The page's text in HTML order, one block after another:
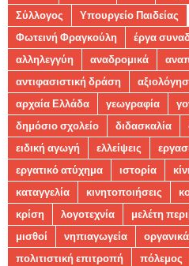
Σύλλογος
Υπουργείο Παιδείας
Φωτεινή Φραγκούλη
έργα
αλληλεγγύη
αναδρομικά
αντιφασιστική δράση
αρχαία Ελλάδα
γεωγραφία
δημόσιο σχολείο
διδασκαλία
ειδική αγωγή
ελλείψεις
εργατικό ατύχημα
ιστορία
καταγγελία
κινητοποιήσεις
κρίση
λογοτεχνία
μελέτη
μισθοί
νηπιαγωγεία
πολιτιστική επιτροπή
πόλεμος